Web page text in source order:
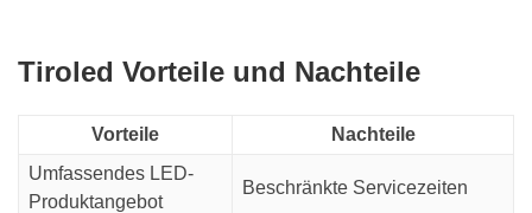
Tiroled Vorteile und Nachteile
Vorteile
Nachteile
Umfassendes LED-
Produktangebot
Beschränkte Servicezeiten